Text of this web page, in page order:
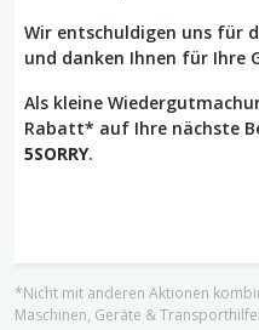
Wir entschuldigen uns für
und danken Ihnen für Ihre
Als kleine
Rabatt* auf Ihre nächste
5SORRY.
*Nicht mit anderen Aktionen
Maschinen, Geräte &